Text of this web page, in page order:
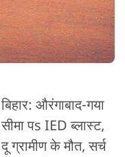
बिहार: औरंगाबाद-गया
सीमा पs IED ब्लास्ट,
दू ग्रामीण के मौत, सर्च